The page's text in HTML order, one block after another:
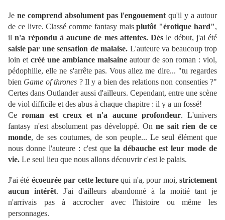
Je ne comprend absolument pas l'engouement qu'il y a autour
de ce livre. Classé comme fantasy maisplutôt "érotique hard",
iln'a répondu à aucune de mes attentes. Dès le début, j'ai été
saisie par une sensation de malaise. L'auteure va beaucoup trop
loin et créé une ambiance malsaine autour de son roman : viol,
pédophilie, elle ne s'arrête pas. Vous allez me dire... "tu regardes
bien Game of thrones ? Il y a bien des relations non consenties ?"
Certes dans Outlander aussi d'ailleurs. Cependant, entre une scène
de viol difficile et des abus à chaque chapitre : il y a un fossé!
Ceroman est creux et n'a aucune profondeur. L'univers
fantasy n'est absolument pas développé. On ne sait rien de ce
monde, de ses coutumes, de son peuple... Le seul élément que
nous donne l'auteure : c'est quela débauche est leur mode de
vie. Le seul lieu que nous allons découvrir c'est le palais.
J'ai été écoeurée par cette lecture qui n'a, pour moi,strictement
aucun intérêt. J'ai d'ailleurs abandonné à la moitié tant je
n'arrivais pas à accrocher avec l'histoire ou même les
personnages.